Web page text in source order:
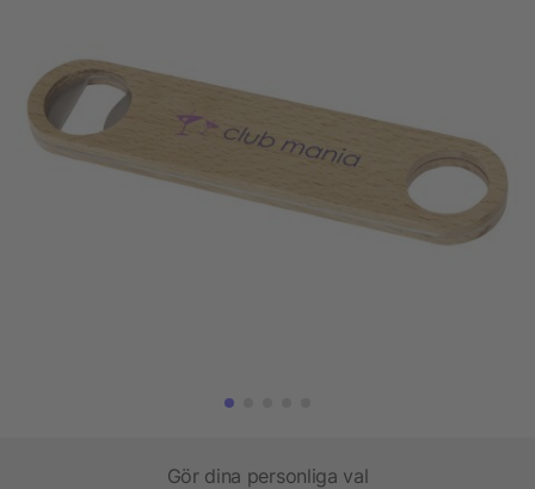
Gör dina personliga val